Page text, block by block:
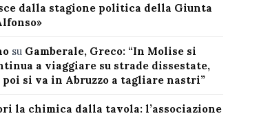
dalla stagione politica della Giunta
su Gamberale, Greco: “In Molise si
a viaggiare su strade dissestate,
poi si va in Abruzzo a tagliare nastri”
la chimica dalla tavola: l’associazione